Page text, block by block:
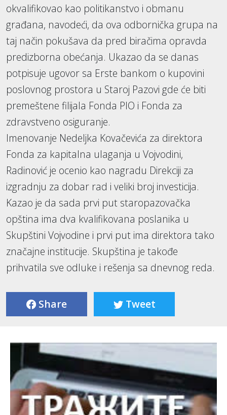
okvalifikovao kao politikanstvo i obmanu
građana, navodeći, da ova odbornička grupa na
taj način pokušava da pred biračima opravda
predizborna obećanja. Ukazao da se danas
potpisuje ugovor sa Erste bankom o kupovini
poslovnog prostora u Staroj Pazovi gde će biti
premeštene filijala Fonda PIO i Fonda za
zdravstveno osiguranje.
Imenovanje Nedeljka Kovačevića za direktora
Fonda za kapitalna ulaganja u Vojvodini,
Radinović je ocenio kao nagradu Direkciji za
izgradnju za dobar rad i veliki broj investicija.
Kazao je da sada prvi put staropazovačka
opština ima dva kvalifikovana poslanika u
Skupštini Vojvodine i prvi put ima direktora tako
značajne institucije. Skupština je takođe
prihvatila sve odluke i rešenja sa dnevnog reda.
Share Tweet